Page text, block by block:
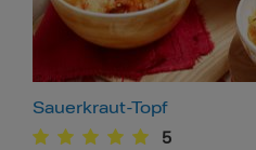
Sauerkraut-Topf
5